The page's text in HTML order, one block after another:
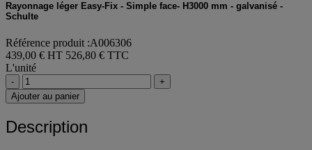
Rayonnage léger Easy-Fix - Simple face- H3000 mm - galvanisé -
Schulte
Référence produit :A006306
439,00 € HT 526,80 € TTC
L'unité
-
+
Ajouter au panier
Description